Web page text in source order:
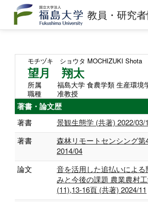
教員・研究
モチヅキ ショウタ MOCHIZUKI Shota
望月 翔太
所属
福島大学 食農学類 生産環境
職種
准教授
著書・論文歴
著書
景観生態学 (共著) 2022/03/
著書
森林リモートセンシング第
2014/04
論文
音を活用した追払いによ
みと今後の課題 農業農村
(11),13-16頁 (共著) 2024/11